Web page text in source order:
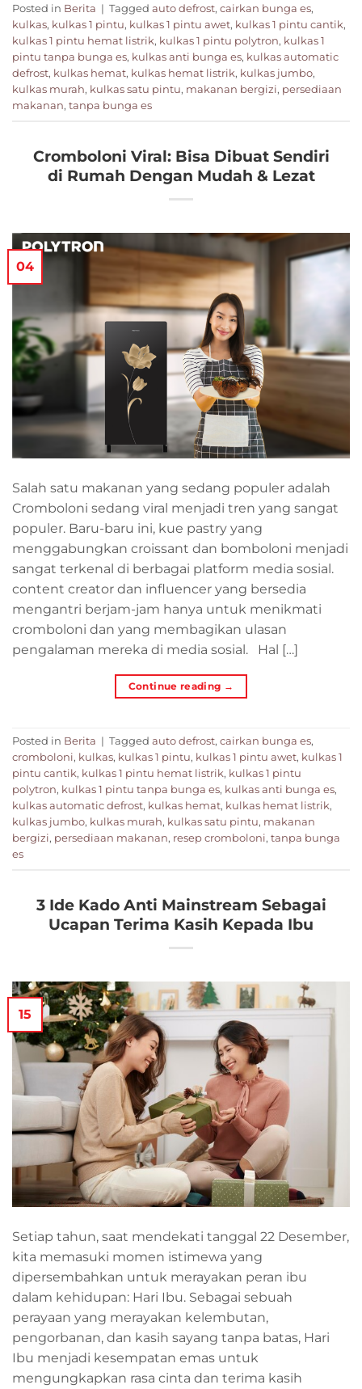
Posted in Berita | Tagged auto defrost, cairkan bunga es,
kulkas, kulkas 1 pintu, kulkas 1 pintu awet, kulkas 1 pintu cantik,
kulkas 1 pintu hemat listrik, kulkas 1 pintu polytron, kulkas 1
pintu tanpa bunga es, kulkas anti bunga es, kulkas automatic
defrost, kulkas hemat, kulkas hemat listrik, kulkas jumbo,
kulkas murah, kulkas satu pintu, makanan bergizi, persediaan
makanan, tanpa bunga es
Cromboloni Viral: Bisa Dibuat Sendiri
di Rumah Dengan Mudah & Lezat
04
Salah satu makanan yang sedang populer adalah
Cromboloni sedang viral menjadi tren yang sangat
populer. Baru-baru ini, kue pastry yang
menggabungkan croissant dan bomboloni menjadi
sangat terkenal di berbagai platform media sosial.
content creator dan influencer yang bersedia
mengantri berjam-jam hanya untuk menikmati
cromboloni dan yang membagikan ulasan
pengalaman mereka di media sosial. Hal […]
Continue reading →
Posted in Berita | Tagged auto defrost, cairkan bunga es,
cromboloni, kulkas, kulkas 1 pintu, kulkas 1 pintu awet, kulkas 1
pintu cantik, kulkas 1 pintu hemat listrik, kulkas 1 pintu
polytron, kulkas 1 pintu tanpa bunga es, kulkas anti bunga es,
kulkas automatic defrost, kulkas hemat, kulkas hemat listrik,
kulkas jumbo, kulkas murah, kulkas satu pintu, makanan
bergizi, persediaan makanan, resep cromboloni, tanpa bunga
es
3 Ide Kado Anti Mainstream Sebagai
Ucapan Terima Kasih Kepada Ibu
15
Setiap tahun, saat mendekati tanggal 22 Desember,
kita memasuki momen istimewa yang
dipersembahkan untuk merayakan peran ibu
dalam kehidupan: Hari Ibu. Sebagai sebuah
perayaan yang merayakan kelembutan,
pengorbanan, dan kasih sayang tanpa batas, Hari
Ibu menjadi kesempatan emas untuk
mengungkapkan rasa cinta dan terima kasih